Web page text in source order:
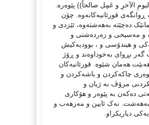
الآخرِ و عَمِل صالحاً)) پێوەرە.
ڕوانگەی قورئانیەکانەوە. چۆن
دەچێتە بەهەشتەوە، ئێزدی و
و مەسیحی و زەردەشتی و
و هیندۆسی و ، بوودیەکیش
گەر بڕوای بەخوداوەند و ڕۆژ
هەمان شێوە. قورئانیەکان
چاکەکردن و باشەکردن و
مرۆڤ بە ژیان و
دەکەن بە پێوەر و هۆکاری
نەک ئایین و مەزهەب و
دیاریکراو.